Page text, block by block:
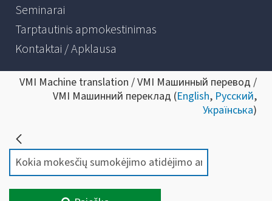
Seminarai
Tarptautinis apmokestinimas
Kontaktai / Apklausa
VMI Machine translation / VMI Машинный перевод /
VMI Машинний переклад (English, Русский,
Українська)